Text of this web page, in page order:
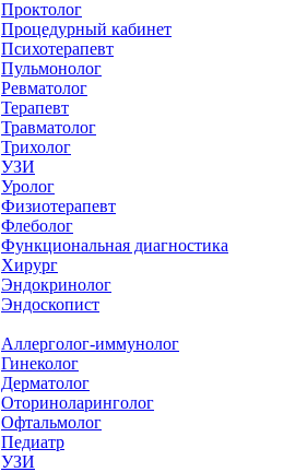
Проктолог
Процедурный кабинет
Психотерапевт
Пульмонолог
Ревматолог
Терапевт
Травматолог
Трихолог
УЗИ
Уролог
Физиотерапевт
Флеболог
Функциональная диагностика
Хирург
Эндокринолог
Эндоскопист
Аллерголог-иммунолог
Гинеколог
Дерматолог
Оториноларинголог
Офтальмолог
Педиатр
УЗИ